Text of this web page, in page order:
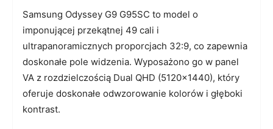
Samsung Odyssey G9 G95SC to model o
imponującej przekątnej 49 cali i
ultrapanoramicznych proporcjach 32:9, co zapewnia
doskonałe pole widzenia. Wyposażono go w panel
VA z rozdzielczością Dual QHD (5120×1440), który
oferuje doskonałe odwzorowanie kolorów i głęboki
kontrast.